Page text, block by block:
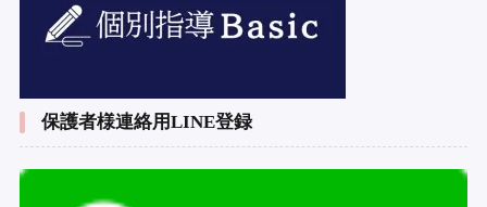
保護者様連絡用LINE登録